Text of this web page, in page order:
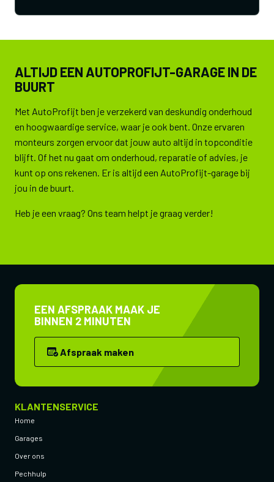
ALTIJD EEN AUTOPROFIJT-GARAGE IN DE
BUURT
Met AutoProfijt ben je verzekerd van deskundig onderhoud
en hoogwaardige service, waar je ook bent. Onze ervaren
monteurs zorgen ervoor dat jouw auto altijd in topconditie
blijft. Of het nu gaat om onderhoud, reparatie of advies, je
kunt op ons rekenen. Er is altijd een AutoProfijt-garage bij
jou in de buurt.
Heb je een vraag? Ons team helpt je graag verder!
EEN AFSPRAAK MAAK JE
BINNEN 2 MINUTEN
Afspraak maken
KLANTENSERVICE
Home
Garages
Over ons
Pechhulp